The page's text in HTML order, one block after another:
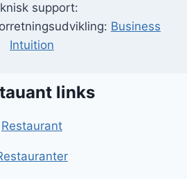
support:
Business
Intuition
links
Restaurant